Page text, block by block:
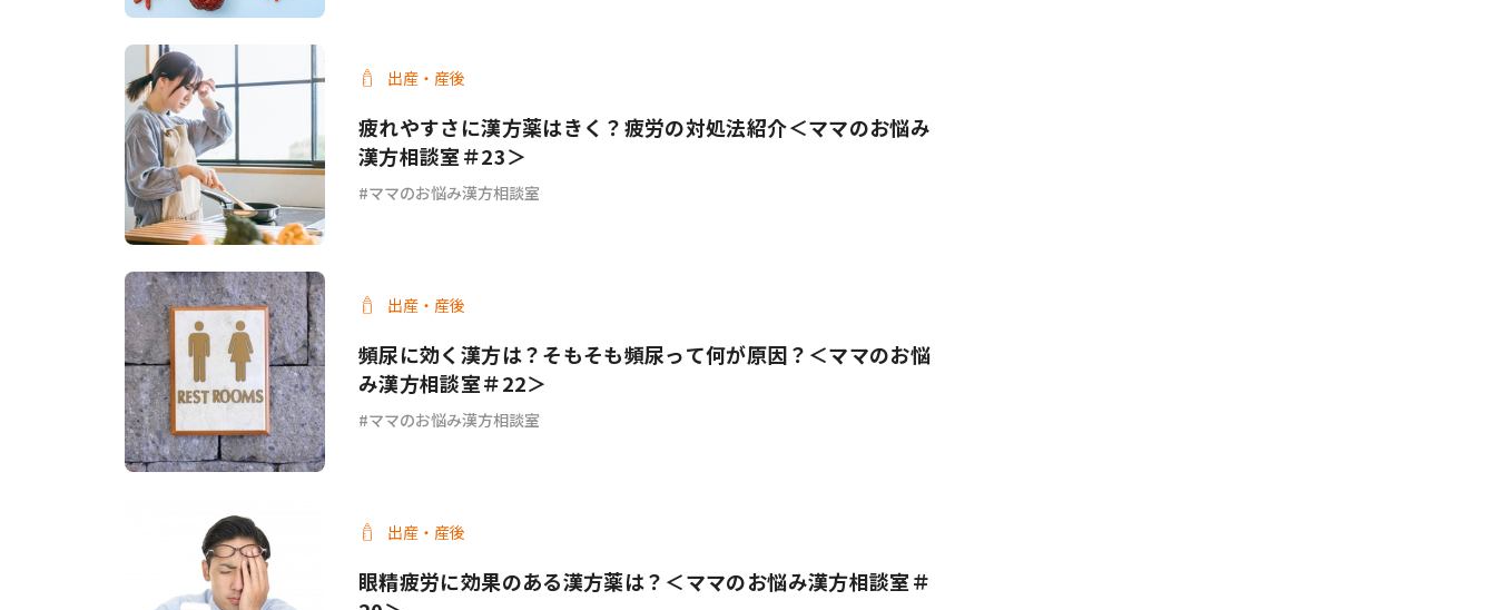
出産・産後
疲れやすさに漢方薬はきく？疲労の対処法紹介＜ママのお悩み
漢方相談室＃23＞
ママのお悩み漢方相談室
出産・産後
頻尿に効く漢方は？そもそも頻尿って何が原因？＜ママのお悩
み漢方相談室＃22＞
ママのお悩み漢方相談室
出産・産後
眼精疲労に効果のある漢方薬は？＜ママのお悩み漢方相談室＃